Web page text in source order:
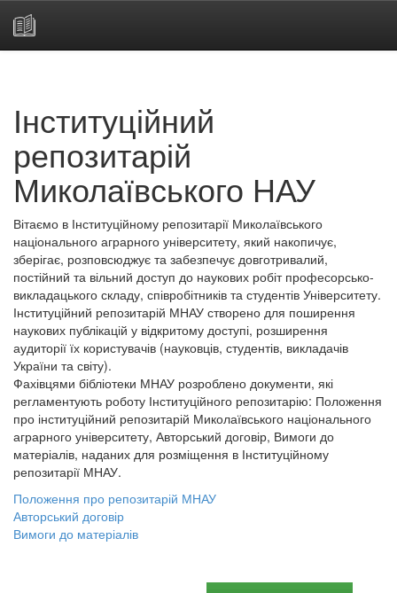
Інституційний
репозитарій
Миколаївського НАУ
Вітаємо в Інституційному репозитарії Миколаївського
національного аграрного університету, який накопичує,
зберігає, розповсюджує та забезпечує довготривалий,
постійний та вільний доступ до наукових робіт професорсько-
викладацького складу, співробітників та студентів Університету.
Інституційний репозитарій МНАУ створено для поширення
наукових публікацій у відкритому доступі, розширення
аудиторії їх користувачів (науковців, студентів, викладачів
України та світу).
Фахівцями бібліотеки МНАУ розроблено документи, які
регламентують роботу Інституційного репозитарію: Положення
про інституційний репозитарій Миколаївського національного
аграрного університету, Авторський договір, Вимоги до
матеріалів, наданих для розміщення в Інституційному
репозитарії МНАУ.
Положення про репозитарій МНАУ
Авторський договір
Вимоги до матеріалів